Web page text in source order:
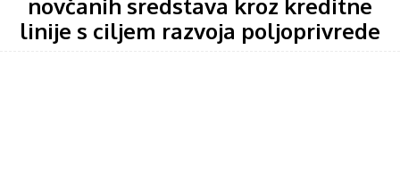
novčanih sredstava kroz kreditne
linije s ciljem razvoja poljoprivrede